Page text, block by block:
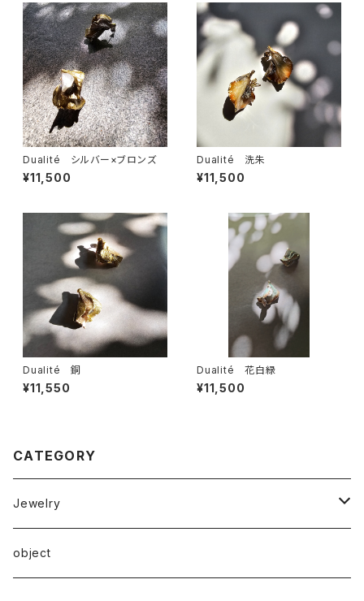
Dualité シルバー×ブロンズ
¥11,500
Dualité 洗朱
¥11,500
Dualité 銅
¥11,550
Dualité 花白緑
¥11,500
CATEGORY
Jewelry
ピアス
object